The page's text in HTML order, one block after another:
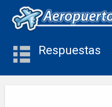
Respuestas